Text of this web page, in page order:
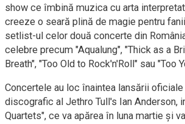
show ce îmbină muzica cu arta
creeze o seară plină de magie pentru
setlist-ul celor două concerte din
celebre precum "Aqualung", "Thick as a
Breath", "Too Old to Rock'n'Roll" sau "Too
Concertele au loc înaintea lansării oficiale
discografic al Jethro Tull's Ian Anderson,
Quartets", ce va apărea în luna martie și